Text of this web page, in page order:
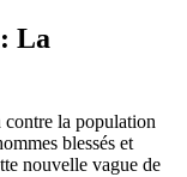
La
contre la population
blessés et
nouvelle vague de